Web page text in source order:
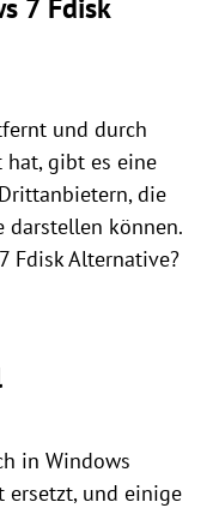
7 Fdisk
und durch
hat, gibt es eine
die
darstellen können.
Fdisk Alternative?
in Windows
ersetzt, und einige